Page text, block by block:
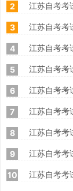
2 江苏自考考
3 江苏自考考
4 江苏自考考
5 江苏自考考
6 江苏自考考
7 江苏自考考
8 江苏自考考
9 江苏自考考
10 江苏自考考